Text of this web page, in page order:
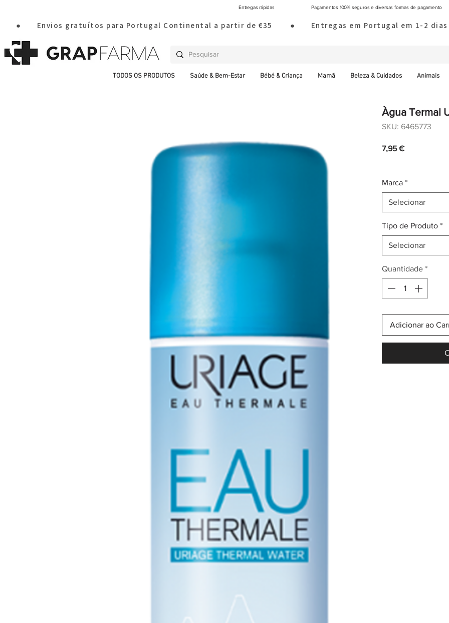
Entregas rápidas Pagamentos 100% seguros e diversas formas de pagamento
●       Envios gratuítos para Portugal Continental a partir de €35        ●       Entregas em Portugal em 1-
TODOS OS PRODUTOS Saúde & Bem-Estar Bébé & Criança Mamã Beleza & Cuidados Animais
Àgua Termal
SKU: 6465773
7,95 €Preço
Marca *
Selecionar
Tipo de Produto *
Selecionar
Quantidade *
Adicionar ao